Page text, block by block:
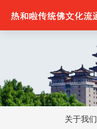
关于我们